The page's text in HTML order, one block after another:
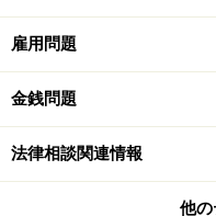
実はこの事件には、被
わけですが、結局、裁
比べて、相違点が多い
著作権侵害ではないと
雇用問題
金銭問題
法律相談関連情報
他